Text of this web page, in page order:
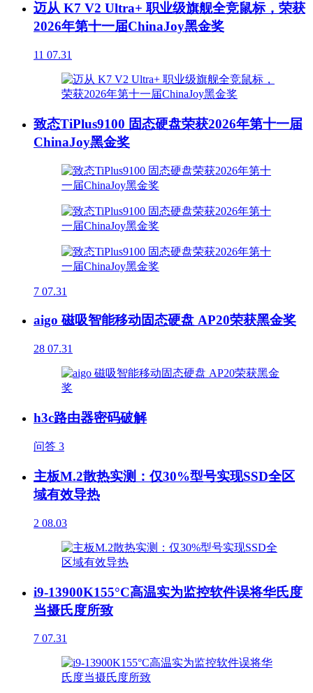
迈从 K7 V2 Ultra+ 职业级旗舰全竞鼠标，荣获
2026年第十一届ChinaJoy黑金奖
11 07.31
致态TiPlus9100 固态硬盘荣获2026年第十一届
ChinaJoy黑金奖
7 07.31
aigo 磁吸智能移动固态硬盘 AP20荣获黑金奖
28 07.31
h3c路由器密码破解
问答 3
主板M.2散热实测：仅30%型号实现SSD全区
域有效导热
2 08.03
i9-13900K155°C高温实为监控软件误将华氏度
当摄氏度所致
7 07.31